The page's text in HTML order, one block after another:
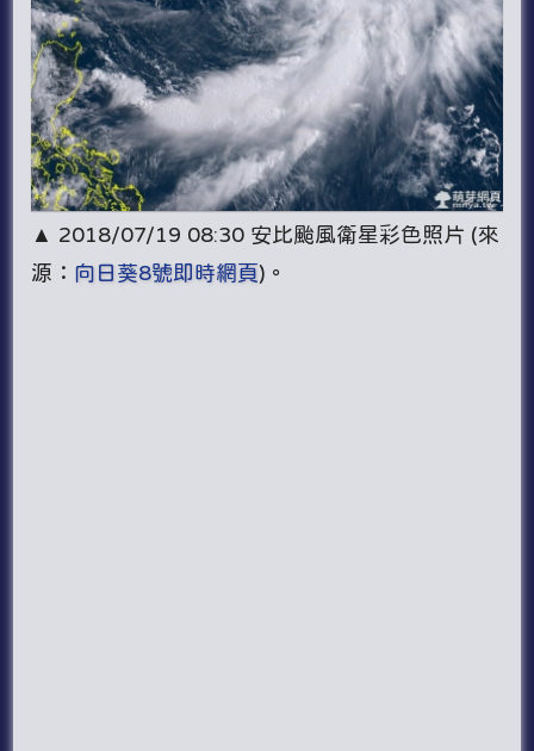
▲ 2018/07/19 08:30 安比颱風衛星彩色照片 (來
源： 向日葵8號即時網頁)。